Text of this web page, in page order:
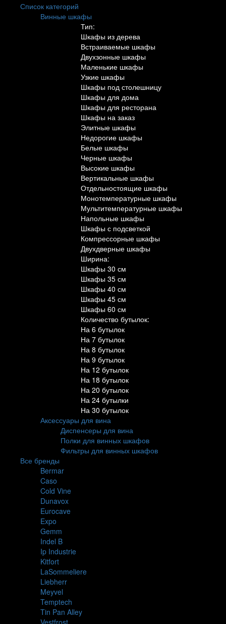
Список категорий
Винные шкафы
Тип:
Шкафы из дерева
Встраиваемые шкафы
Двухзонные шкафы
Маленькие шкафы
Узкие шкафы
Шкафы под столешницу
Шкафы для дома
Шкафы для ресторана
Шкафы на заказ
Элитные шкафы
Недорогие шкафы
Белые шкафы
Черные шкафы
Высокие шкафы
Вертикальные шкафы
Отдельностоящие шкафы
Монотемпературные шкафы
Мультитемпературные шкафы
Напольные шкафы
Шкафы с подсветкой
Компрессорные шкафы
Двухдверные шкафы
Ширина:
Шкафы 30 см
Шкафы 35 см
Шкафы 40 см
Шкафы 45 см
Шкафы 60 см
Количество бутылок:
На 6 бутылок
На 7 бутылок
На 8 бутылок
На 9 бутылок
На 12 бутылок
На 18 бутылок
На 20 бутылок
На 24 бутылки
На 30 бутылок
Аксессуары для вина
Диспенсеры для вина
Полки для винных шкафов
Фильтры для винных шкафов
Все бренды
Bermar
Caso
Cold Vine
Dunavox
Eurocave
Expo
Gemm
Indel B
Ip Industrie
Kitfort
LaSommeliere
Liebherr
Meyvel
Temptech
Tin Pan Alley
Vestfrost